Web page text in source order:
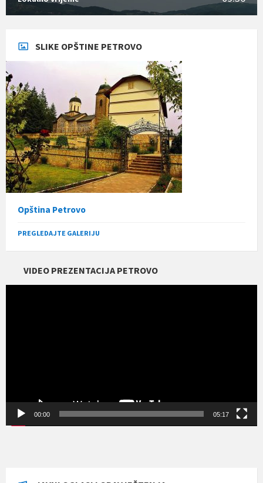
SLIKE OPŠTINE PETROVO
Opština Petrovo
PREGLEDAJTE GALERIJU
VIDEO PREZENTACIJA PETROVO
00:00 05:17